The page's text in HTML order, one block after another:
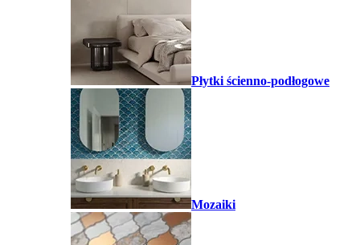
Płytki ścienno-podłogowe
Mozaiki